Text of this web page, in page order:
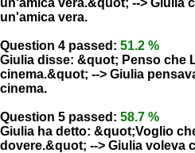
un'amica vera.&quot; --> Giulia
un'amica vera.
Question 4 passed: 51.2 %
Giulia disse: &quot; Penso che
cinema.&quot; --> Giulia
cinema.
Question 5 passed: 58.7 %
Giulia ha detto: &quot;Voglio
dovere.&quot; --> Giulia voleva